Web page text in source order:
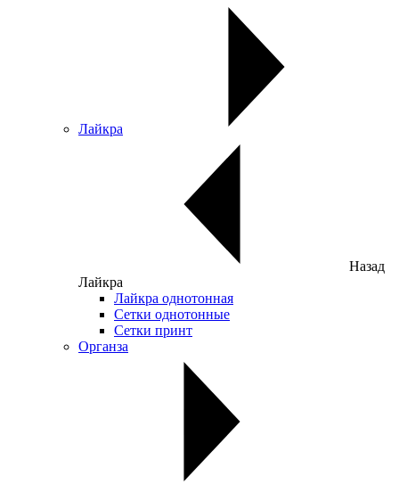
Лайкра
Назад
Лайкра
Лайкра однотонная
Сетки однотонные
Сетки принт
Органза